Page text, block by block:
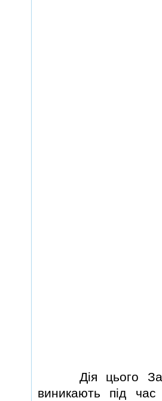
Дiя цього
виникають пiд час